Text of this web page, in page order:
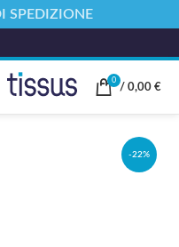
0
/ 0,00 €
-22%
SPEDIZIONE